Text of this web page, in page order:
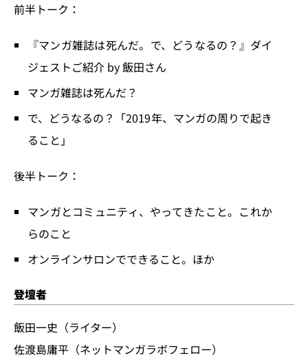
前半トーク：
『マンガ雑誌は死んだ。で、どうなるの？』ダイ
ジェストご紹介 by 飯田さん
マンガ雑誌は死んだ？
で、どうなるの？「2019年、マンガの周りで起き
ること」
後半トーク：
マンガとコミュニティ、やってきたこと。これか
らのこと
オンラインサロンでできること。ほか
登壇者
飯田一史（ライター）
佐渡島庸平（ネットマンガラボフェロー）